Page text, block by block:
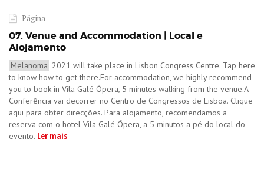
Página
07. Venue and Accommodation | Local e
Alojamento
Melanoma 2021 will take place in Lisbon Congress Centre. Tap here
to know how to get there.For accommodation, we highly recommend
you to book in Vila Galé Ópera, 5 minutes walking from the venue.​A
Conferência vai decorrer no Centro de Congressos de Lisboa. Clique
aqui para obter direcções. Para alojamento, recomendamos a
reserva com o hotel Vila Galé Ópera, a 5 minutos a pé do local do
evento. Ler mais